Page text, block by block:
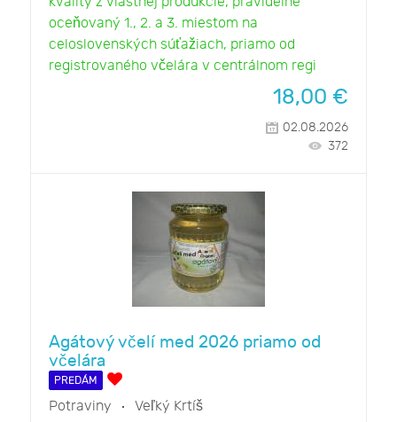
oceňovaný 1., 2. a 3. miestom na
celoslovenských súťažiach, priamo od
registrovaného včelára v centrálnom regi
18,00 €
02.08.2026
372
Agátový včelí med 2026 priamo od
včelára
PREDÁM
Potraviny
Veľký Krtíš